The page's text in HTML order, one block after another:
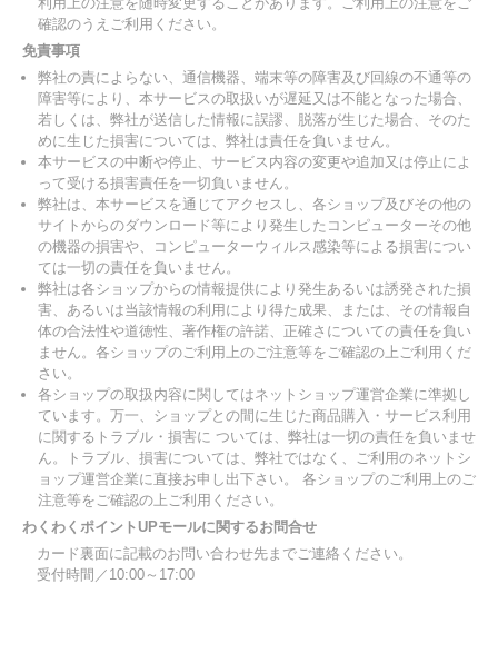
確認のうえご利用ください。
免責事項
弊社の責によらない、通信機器、端末等の障害及び回線の不通等の
障害等により、本サービスの取扱いが遅延又は不能となった場合、
若しくは、弊社が送信した情報に誤謬、脱落が生じた場合、そのた
めに生じた損害については、弊社は責任を負いません。
本サービスの中断や停止、サービス内容の変更や追加又は停止によ
って受ける損害責任を一切負いません。
弊社は、本サービスを通じてアクセスし、各ショップ及びその他の
サイトからのダウンロード等により発生したコンピューターその他
の機器の損害や、コンピューターウィルス感染等による損害につい
ては一切の責任を負いません。
弊社は各ショップからの情報提供により発生あるいは誘発された損
害、あるいは当該情報の利用により得た成果、または、その情報自
体の合法性や道徳性、著作権の許諾、正確さについての責任を負い
ません。各ショップのご利用上のご注意等をご確認の上ご利用くだ
さい。
各ショップの取扱内容に関してはネットショップ運営企業に準拠し
ています。万一、ショップとの間に生じた商品購入・サービス利用
に関するトラブル・損害に ついては、弊社は一切の責任を負いませ
ん。トラブル、損害については、弊社ではなく、ご利用のネットシ
ョップ運営企業に直接お申し出下さい。 各ショップのご利用上のご
注意等をご確認の上ご利用ください。
わくわくポイントUPモールに関するお問合せ
カード裏面に記載のお問い合わせ先までご連絡ください。
受付時間／10:00～17:00